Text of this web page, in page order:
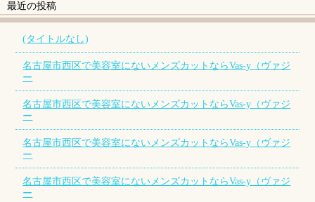
最近の投稿
(タイトルなし)
名古屋市西区で美容室にないメンズカットならVas-y（ヴァジ
ー
名古屋市西区で美容室にないメンズカットならVas-y（ヴァジ
ー
名古屋市西区で美容室にないメンズカットならVas-y（ヴァジ
ー
名古屋市西区で美容室にないメンズカットならVas-y（ヴァジ
ー